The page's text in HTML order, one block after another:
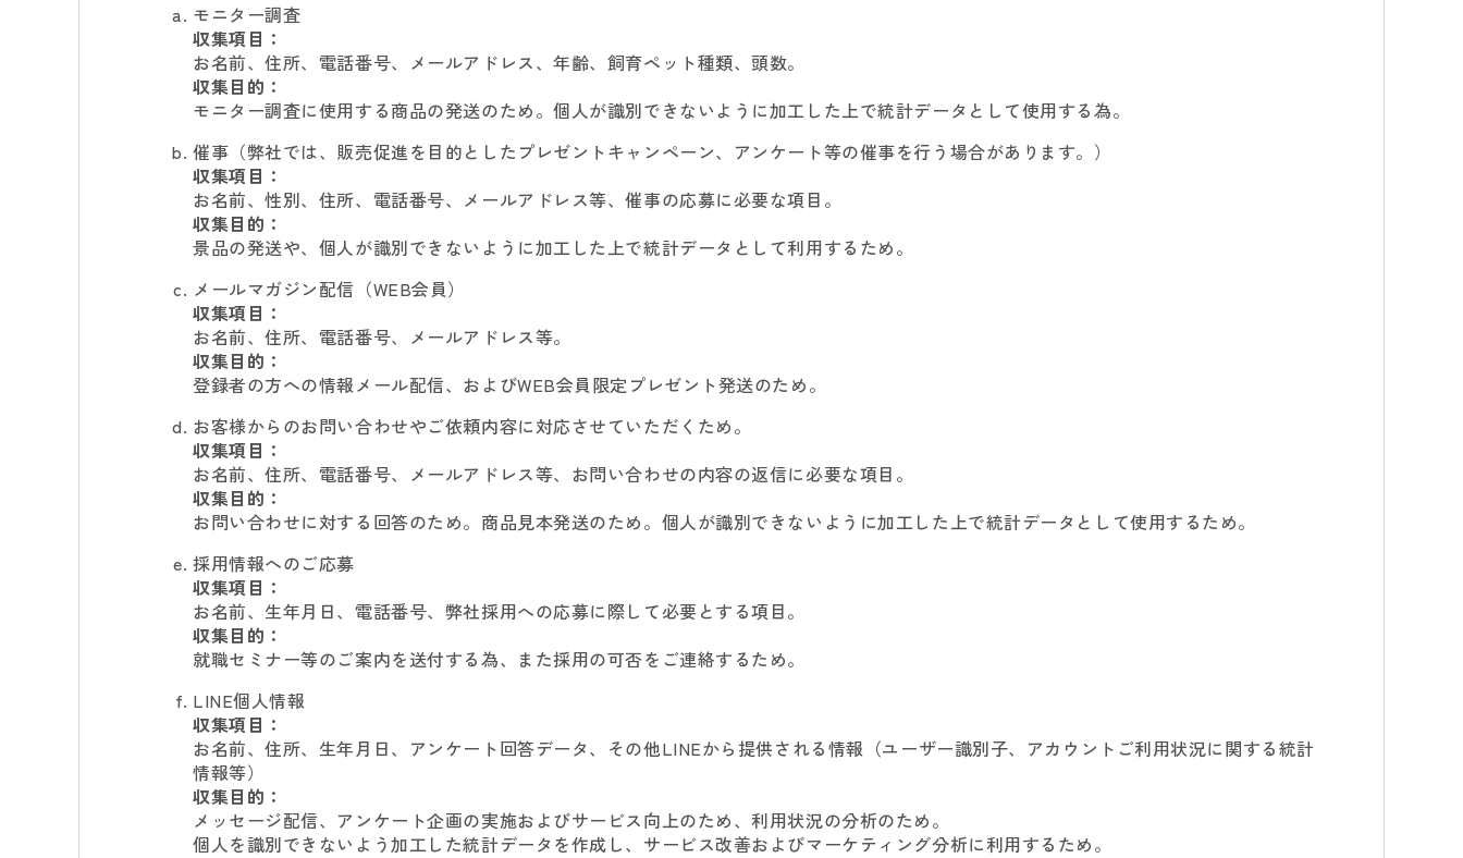
モニター調査
収集項目：
お名前、住所、電話番号、メールアドレス、年齢、飼育ペット種類、頭数。
収集目的：
モニター調査に使用する商品の発送のため。個人が識別できないように加工した上で統計データとして使用する為。
催事（弊社では、販売促進を目的としたプレゼントキャンペーン、アンケート等の催事を行う場合があります。）
収集項目：
お名前、性別、住所、電話番号、メールアドレス等、催事の応募に必要な項目。
収集目的：
景品の発送や、個人が識別できないように加工した上で統計データとして利用するため。
メールマガジン配信（WEB会員）
収集項目：
お名前、住所、電話番号、メールアドレス等。
収集目的：
登録者の方への情報メール配信、およびWEB会員限定プレゼント発送のため。
お客様からのお問い合わせやご依頼内容に対応させていただくため。
収集項目：
お名前、住所、電話番号、メールアドレス等、お問い合わせの内容の返信に必要な項目。
収集目的：
お問い合わせに対する回答のため。商品見本発送のため。個人が識別できないように加工した上で統計データとして使用するため。
採用情報へのご応募
収集項目：
お名前、生年月日、電話番号、弊社採用への応募に際して必要とする項目。
収集目的：
就職セミナー等のご案内を送付する為、また採用の可否をご連絡するため。
LINE個人情報
収集項目：
お名前、住所、生年月日、アンケート回答データ、その他LINEから提供される情報（ユーザー識別子、アカウントご利用状況に関する統計
情報等）
収集目的：
メッセージ配信、アンケート企画の実施およびサービス向上のため、利用状況の分析のため。
個人を識別できないよう加工した統計データを作成し、サービス改善およびマーケティング分析に利用するため。